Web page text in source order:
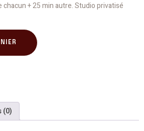
chacun + 25 min autre. Studio privatisé
(0)